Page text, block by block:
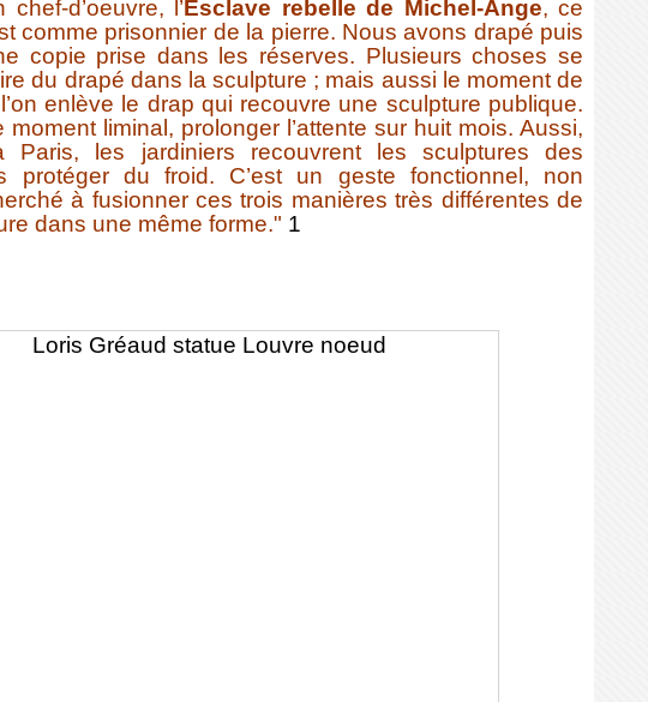
d’oeuvre, l’Esclave rebelle de Michel-Ange, ce
comme prisonnier de la pierre. Nous avons drapé puis
copie prise dans les réserves. Plusieurs choses se
du drapé dans la sculpture ; mais aussi le moment de
l’on enlève le drap qui recouvre une sculpture publique.
moment liminal, prolonger l’attente sur huit mois. Aussi,
Paris, les jardiniers recouvrent les sculptures des
protéger du froid. C’est un geste fonctionnel, non
à fusionner ces trois manières très différentes de
dans une même forme." 1